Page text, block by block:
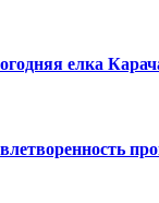
елка